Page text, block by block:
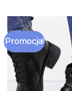
Promocja!